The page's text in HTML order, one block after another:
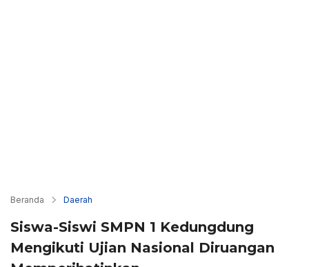
Beranda Daerah
Siswa-Siswi SMPN 1 Kedungdung
Mengikuti Ujian Nasional Diruangan